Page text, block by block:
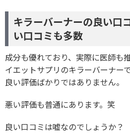
キラーバーナーの良い口
い口コミも多数
成分も優れており、実際に医師も
イエットサプリのキラーバーナー
良い評価ばかりではありません。
悪い評価も普通にあります。笑
良い口コミは嘘なのでしょうか？